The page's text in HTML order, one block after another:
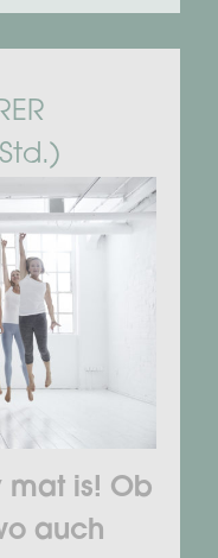
mat is! Ob
auch